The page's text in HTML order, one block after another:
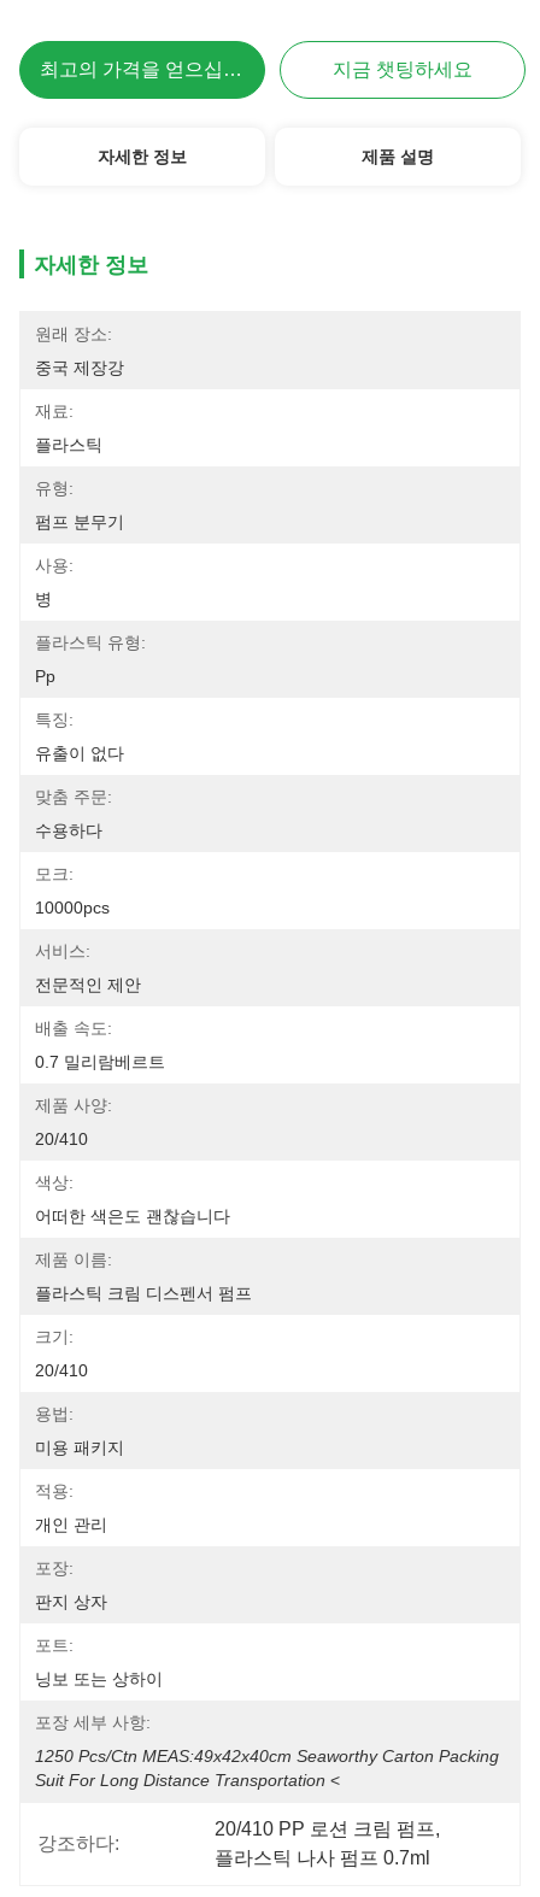
최고의 가격을 얻으십시오 지금 챗팅하세요
자세한 정보 제품 설명
자세한 정보
원래 장소:
중국 제장강
재료:
플라스틱
유형:
펌프 분무기
사용:
병
플라스틱 유형:
Pp
특징:
유출이 없다
맞춤 주문:
수용하다
모크:
10000pcs
서비스:
전문적인 제안
배출 속도:
0.7 밀리람베르트
제품 사양:
20/410
색상:
어떠한 색은도 괜찮습니다
제품 이름:
플라스틱 크림 디스펜서 펌프
크기:
20/410
용법:
미용 패키지
적용:
개인 관리
포장:
판지 상자
포트:
닝보 또는 상하이
포장 세부 사항:
1250 Pcs/ctn MEAS:49x42x40cm Seaworthy Carton Packing
Suit For Long Distance Transportation <
강조하다:
20/410 PP 로션 크림 펌프,
플라스틱 나사 펌프 0.7ml